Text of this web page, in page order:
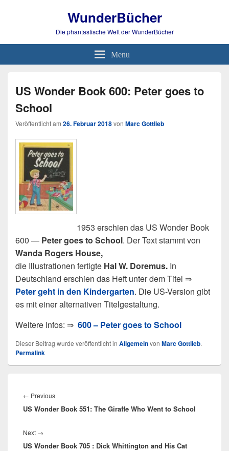
WunderBücher
Die phantastische Welt der WunderBücher
Menu
US Wonder Book 600: Peter goes to
School
Veröffentlicht am 26. Februar 2018von Marc Gottlieb
1953 erschien das US Wonder Book
600 — Peter goes to School. Der Text stammt von
Wanda Rogers House,
die Illustrationen fertigte Hal W. Doremus. In
Deutschland erschien das Heft unter dem Titel ⇒
Peter geht in den Kindergarten. Die US-Version gibt
es mit einer alternativen Titelgestaltung.
Weitere Infos: ⇒ 600 – Peter goes to School
Dieser Beitrag wurde veröffentlicht in Allgemeinvon Marc Gottlieb.
Permalink
← PreviousPrevious
post:
US Wonder Book 551: The Giraffe Who Went to School
Next →
post:
US Wonder Book 705 : Dick Whittington and His Cat